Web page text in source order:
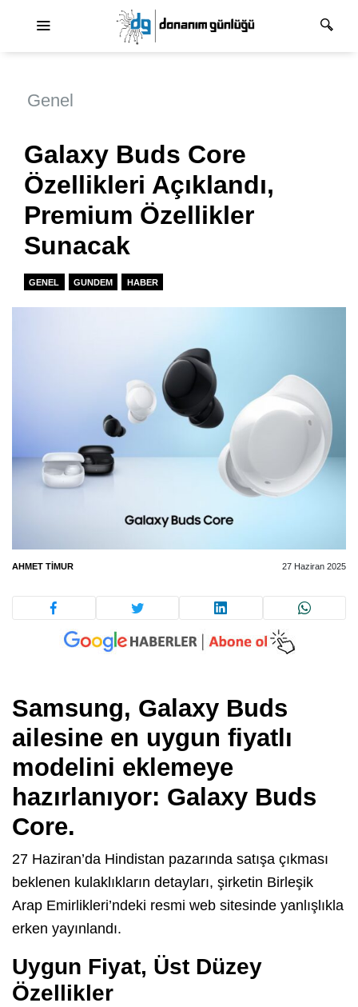
Genel
Galaxy Buds Core
Özellikleri Açıklandı,
Premium Özellikler
Sunacak
GENEL GUNDEM HABER
AHMET TIMUR 27 Haziran 2025
Samsung, Galaxy Buds
ailesine en uygun fiyatlı
modelini eklemeye
hazırlanıyor: Galaxy Buds
Core.
27 Haziran’da Hindistan pazarında satışa çıkması
beklenen kulaklıkların detayları, şirketin Birleşik
Arap Emirlikleri’ndeki resmi web sitesinde yanlışlıkla
erken yayınlandı.
Uygun Fiyat, Üst Düzey
Özellikler